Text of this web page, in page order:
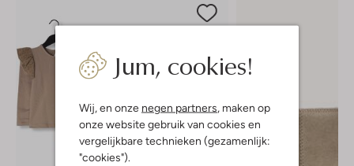
Jum, cookies!
Wij, en onze negen partners, maken op
onze website gebruik van cookies en
vergelijkbare technieken (gezamenlijk:
"cookies").